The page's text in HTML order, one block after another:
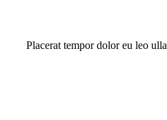
Placerat tempor dolor eu leo